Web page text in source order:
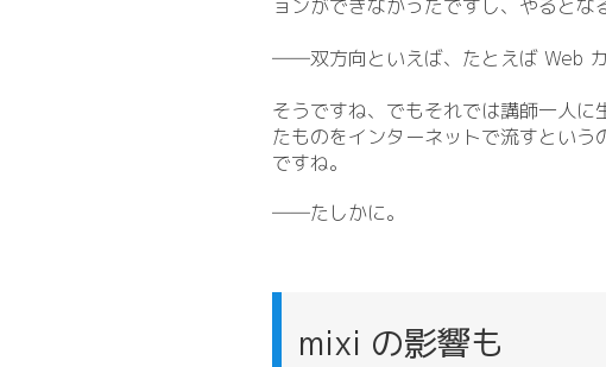
ョンができなかったですし、やるとな
――双方向といえば、たとえば Web カ
そうですね、でもそれでは講師一人
たものをインターネットで流すとい
ですね。
――たしかに。
mixi の影響も